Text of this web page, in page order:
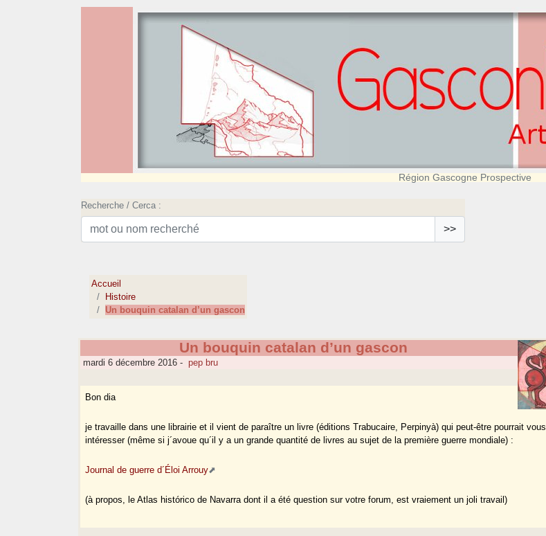
Région Gascogne Prospective
Recherche / Cerca :
>>
Accueil
Histoire
Un bouquin catalan d’un gascon
Un bouquin catalan d’un gascon
mardi 6 décembre 2016 - pep bru
Bon dia
je travaille dans une librairie et il vient de paraître un livre (éditions Trabucaire, Perpinyà) qui peut-être pourrait vous
intéresser (même si j´avoue qu´il y a un grande quantité de livres au sujet de la première guerre mondiale) :
Journal de guerre d´Éloi Arrouy
(à propos, le Atlas histórico de Navarra dont il a été question sur votre forum, est vraiement un joli travail)